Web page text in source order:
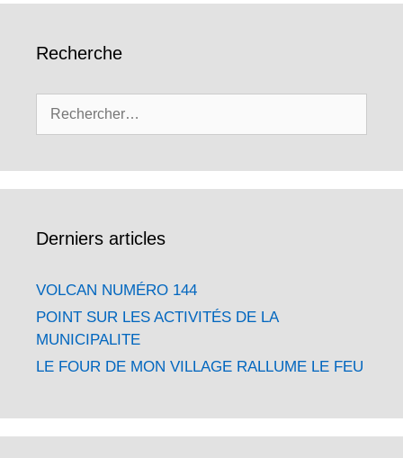
Recherche
Derniers articles
VOLCAN NUMÉRO 144
POINT SUR LES ACTIVITÉS DE LA
MUNICIPALITE
LE FOUR DE MON VILLAGE RALLUME LE FEU